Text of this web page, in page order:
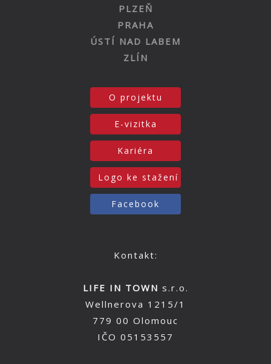
PLZEŇ
PRAHA
ÚSTÍ NAD LABEM
ZLÍN
O projektu
E-vizitka
Kariéra
Logo ke stažení
Facebook
Kontakt:
LIFE IN TOWN s.r.o.
Wellnerova 1215/1
779 00 Olomouc
IČO 05153557